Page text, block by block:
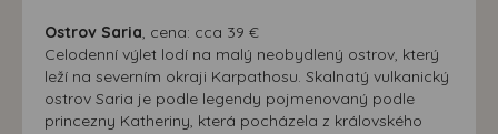
Ostrov Saria, cena: cca 39 €
Celodenní výlet lodí na malý neobydlený ostrov, který
leží na severním okraji Karpathosu. Skalnatý vulkanický
ostrov Saria je podle legendy pojmenovaný podle
princezny Katheriny, která pocházela z královského